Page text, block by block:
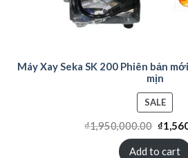
Máy Xay Seka SK 200 Phiên bản
mịn
SALE
ON
SALE
₫1,950,000.00 ₫
Add to cart